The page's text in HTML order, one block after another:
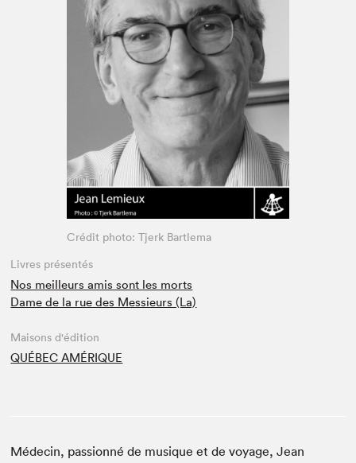
Espace médias
Crédit photo: Tjerk Bartlema
Livres présentés
Nos meilleurs amis sont les morts
Dame de la rue des Messieurs (La)
Maisons d'édition
QUÉBEC AMÉRIQUE
Médecin, passionné de musique et de voyage, Jean